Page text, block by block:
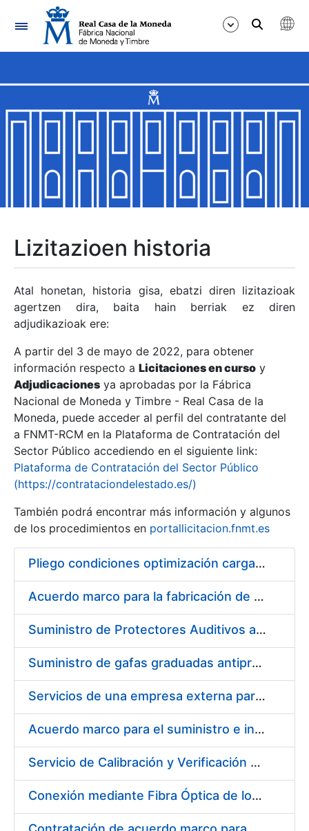
Nabigazioa
Erakutsi/Ezkutatu
Erakutsi/Ezkutatu
Erakutsi/Ezkutatu
Erakutsi/Ezkutatu
Erakutsi/Ezkutatu
Erakutsi/Ezkutatu
Erakutsi/Ezkutatu
Erakutsi/Ezkutatu
Lizitazioen historia
Atal honetan, historia gisa, ebatzi diren lizitazioak
agertzen dira, baita hain berriak ez diren
adjudikazioak ere:
A partir del 3 de mayo de 2022, para obtener
información respecto a Licitaciones en curso y
Adjudicaciones ya aprobadas por la Fábrica
Nacional de Moneda y Timbre - Real Casa de la
Moneda, puede acceder al perfil del contratante del
a FNMT-RCM en la Plataforma de Contratación del
Sector Público accediendo en el siguiente link:
Plataforma de Contratación del Sector Público
(https://contrataciondelestado.es/)
También podrá encontrar más información y algunos
de los procedimientos en portallicitacion.fnmt.es
Pliego condiciones optimización cargas compras firmado
Acuerdo marco para la fabricación de piezas
Suministro de Protectores Auditivos a medida para las personas trabajadoras de los Centros de Trabajo de Madrid y Burgos
Suministro de gafas graduadas antiproyecciones para los trabajadores de la FNMT-RCM en los centros de trabajo de Madrid y Burgos
Servicios de una empresa externa para el asesoramiento y resolución de los recursos de alzada que se presentan relacionados con procesos de selección para la FNMT-RCM
Acuerdo marco para el suministro e instalación de persianas, estores y otros complementos
Servicio de Calibración y Verificación Externa de los Equipos de Medición del Servicio de Prevención de la FNMT-RCM
Conexión mediante Fibra Óptica de los Centros de Proceso de Datos (CPDs) de las sedes de la FNMT-RCM de Burgos y Madrid